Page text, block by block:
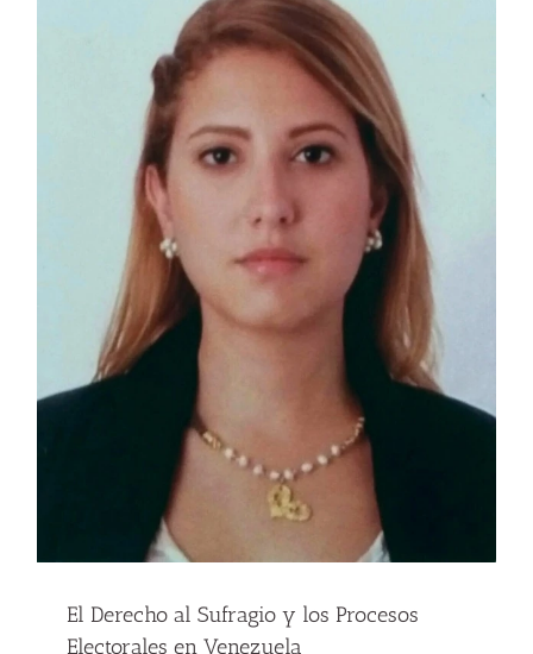
El Derecho al Sufragio y los Procesos
Electorales en Venezuela